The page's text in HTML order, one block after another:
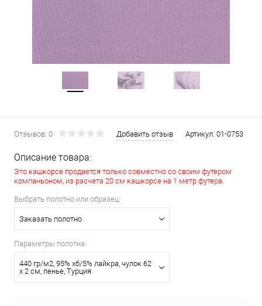
Отзывов: 0 Добавить отзыв Артикул: 01-0753
Описание товара:
Это кашкорсе продается только совместно со своим футером
компаньоном, из расчета 20 см кашкорсе на 1 метр футера.
Выбрать полотно или образец:
Заказать полотно
Параметры полотна:
440 гр/м2, 95% хб/5% лайкра, чулок 62
х 2 см, пенье, Турция